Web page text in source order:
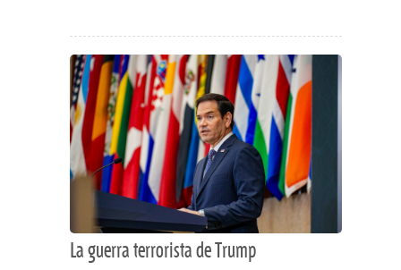
La guerra terrorista de Trump